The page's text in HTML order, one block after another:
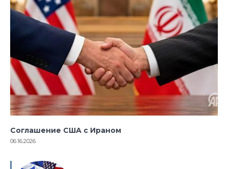
Соглашение США с Ираном
06.16.2026